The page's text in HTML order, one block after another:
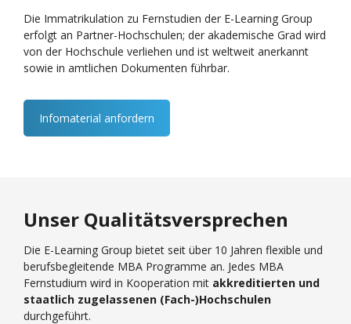
Die Immatrikulation zu Fernstudien der E-Learning Group
erfolgt an Partner-Hochschulen; der akademische Grad wird
von der Hochschule verliehen und ist weltweit anerkannt
sowie in amtlichen Dokumenten führbar.
Infomaterial anfordern
Unser Qualitätsversprechen
Die E-Learning Group bietet seit über 10 Jahren flexible und
berufsbegleitende MBA Programme an. Jedes MBA
Fernstudium wird in Kooperation mit akkreditierten und
staatlich zugelassenen (Fach-)Hochschulen
durchgeführt.